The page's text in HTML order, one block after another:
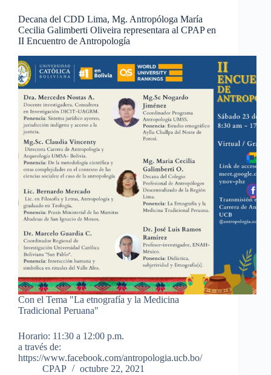
Decana del CDD Lima, Mg. Antropóloga María
Cecilia Galimberti Oliveira representara al CPAP en
II Encuentro de Antropología
Con el Tema "La etnografía y la Medicina
Tradicional Peruana"
Horario: 11:30 a 12:00 p.m.
a través de:
https://www.facebook.com/antropologia.ucb.bo/
CPAP
octubre 22, 2021